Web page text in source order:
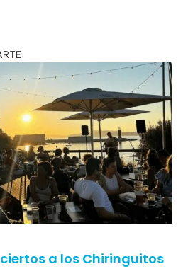
a los Chiringuitos